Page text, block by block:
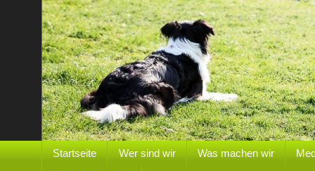
Startseite Wer sind wir Was machen wir